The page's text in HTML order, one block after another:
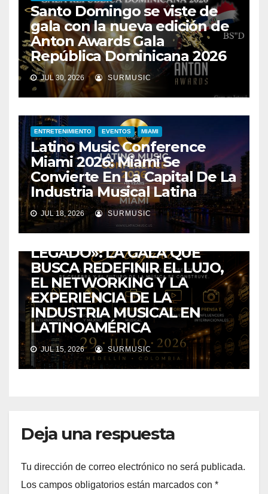
Santo Domingo se viste de
gala con la nueva edición de
Anton Awards Gala
República Dominicana 2026
JUL 30, 2026 SURMUSIC
ENTRETENIMIENTO EVENTOS MIAMI
Latino Music Conference
Miami 2026: Miami Se
Convierte En La Capital De La
Industria Musical Latina
JUL 18, 2026 SURMUSIC
COLOMBIA ENTRETENIMIENTO EVENTOS MEDELLIN
DINASTÍA INC. PRESENTA
«DINASTÍA DORADA 2026: EL
LEGADO»: LA GALA QUE
BUSCA REDEFINIR EL LUJO,
EL NETWORKING Y LA
EXPERIENCIA DE LA
INDUSTRIA MUSICAL EN
LATINOAMÉRICA
JUL 15, 2026 SURMUSIC
Deja una respuesta
Tu dirección de correo electrónico no será publicada.
Los campos obligatorios están marcados con *